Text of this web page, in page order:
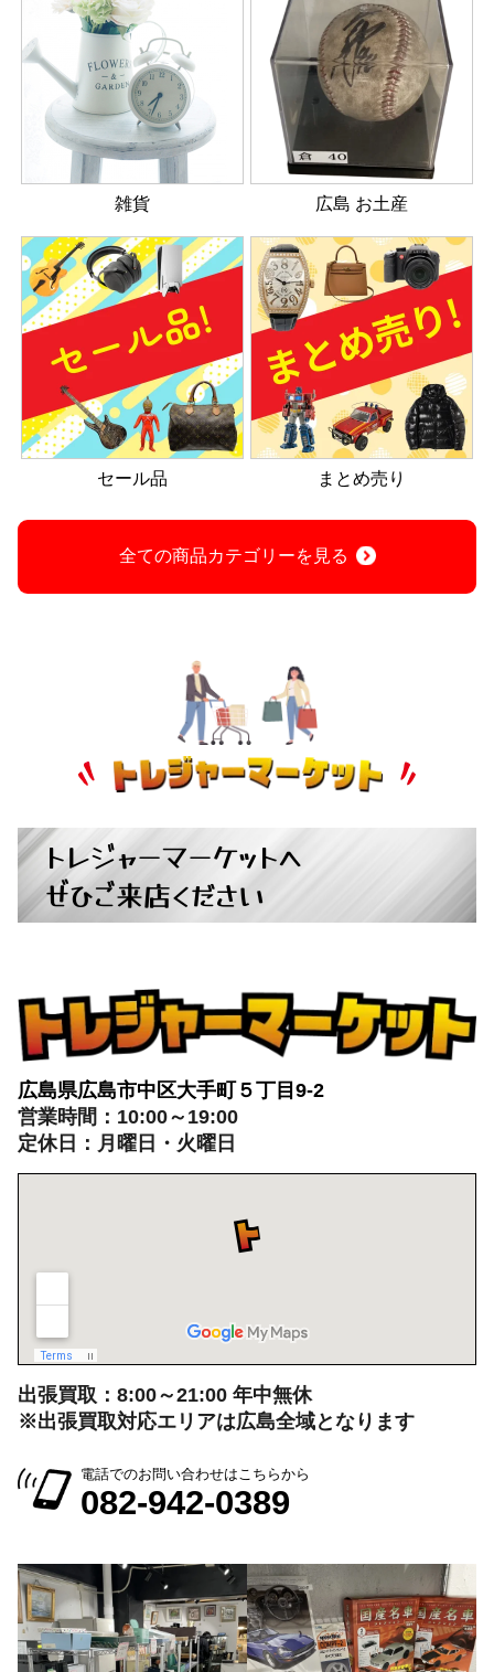
雑貨 広島 お土産
セール品 まとめ売り
全ての商品カテゴリーを見る
トレジャーマーケットへ
ぜひご来店ください
広島県広島市中区大手町５丁目9-2
営業時間：10:00～19:00
定休日：月曜日・火曜日
出張買取：8:00～21:00 年中無休
※出張買取対応エリアは広島全域となります
電話でのお問い合わせはこちらから
082-942-0389